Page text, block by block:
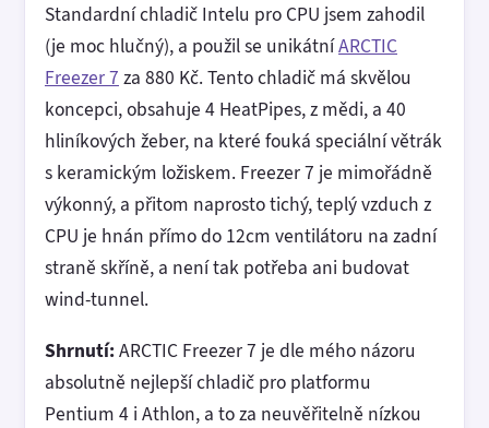
Standardní chladič Intelu pro CPU jsem zahodil
(je moc hlučný), a použil se unikátníARCTIC
Freezer 7 za 880 Kč. Tento chladič má skvělou
koncepci, obsahuje 4 HeatPipes, z mědi, a 40
hliníkových žeber, na které fouká speciální větrák
s keramickým ložiskem. Freezer 7 je mimořádně
výkonný, a přitom naprosto tichý, teplý vzduch z
CPU je hnán přímo do 12cm ventilátoru na zadní
straně skříně, a není tak potřeba ani budovat
wind-tunnel.
Shrnutí:ARCTIC Freezer 7 je dle mého názoru
absolutně nejlepší chladič pro platformu
Pentium 4 i Athlon, a to za neuvěřitelně nízkou